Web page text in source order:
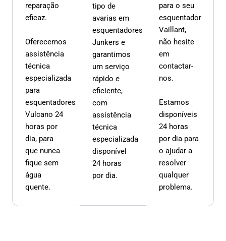
reparação
eficaz.
Oferecemos
assistência
técnica
especializada
para
esquentadores
Vulcano 24
horas por
dia, para
que nunca
fique sem
água
quente.
tipo de
avarias em
esquentadores
Junkers e
garantimos
um serviço
rápido e
eficiente,
com
assistência
técnica
especializada
disponível
24 horas
por dia.
para o seu
esquentador
Vaillant,
não hesite
em
contactar-
nos.
Estamos
disponíveis
24 horas
por dia para
o ajudar a
resolver
qualquer
problema.